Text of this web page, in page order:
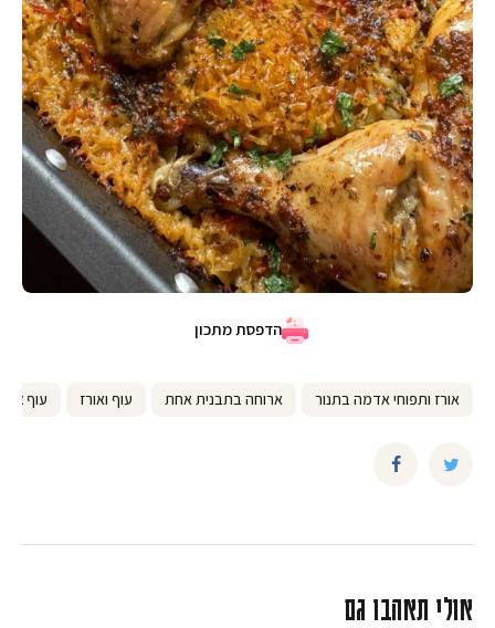
הדפסת מתכון
אורז ותפוחי אדמה בתנור ארוחה בתבנית אחת עוף ואורז עוף
אולי תאהבו גם